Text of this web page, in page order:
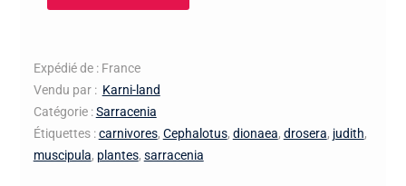
Jean
Jacques
Labat
clone
Expédié de : France
Vendu par : Karni-land
Catégorie :Sarracenia
Étiquettes :carnivores, Cephalotus, dionaea, drosera, judith,
muscipula, plantes, sarracenia